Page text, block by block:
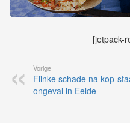
[jetpack-
Vorige
Flinke schade na kop-
ongeval in Eelde